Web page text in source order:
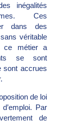
inégalités
Ces
dans des
véritable
ce métier a
se sont
sont accrues
de loi
Par
de